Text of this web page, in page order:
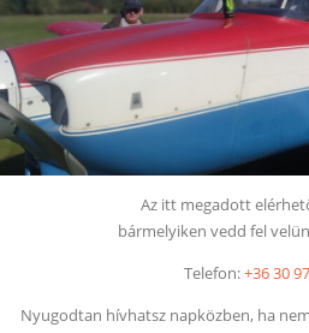
Az itt megadott
bármelyiken vedd fel
Telefon:+36 30
Nyugodtan hívhatsz napközben, ha